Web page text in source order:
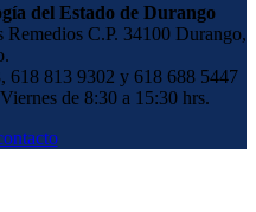
del Estado de Durango
C.P. 34100 Durango,
618 813 9302 y 618 688 5447
de 8:30 a 15:30 hrs.